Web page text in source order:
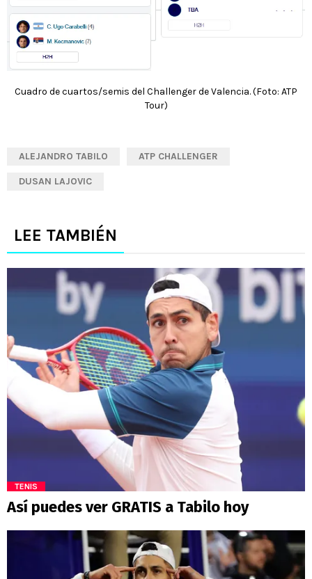
Cuadro de cuartos/semis del Challenger de Valencia. (Foto: ATP
Tour)
ALEJANDRO TABILO ATP CHALLENGER
DUSAN LAJOVIC
LEE TAMBIÉN
TENIS
Así puedes ver GRATIS a Tabilo hoy